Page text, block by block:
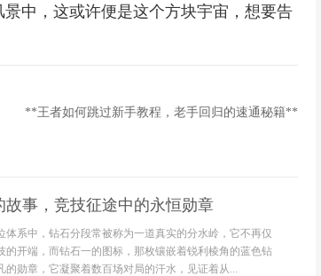
中，这或许便是这个方块宇宙，想要告
**王者如何跳过新手教程，老手回归的速通秘籍**
事，竞技征途中的永恒勋章
系中，钻石分段常被称为一道真实的分水岭，它不再仅
开端，而钻石一的图标，那枚镶嵌着锐利棱角的蓝色钻
勋章，它凝聚着数百场对局的汗水，见证着从...